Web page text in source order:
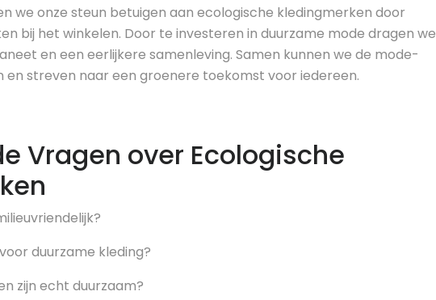
we onze steun betuigen aan ecologische kledingmerken door
bij het winkelen. Door te investeren in duurzame mode dragen we
en een eerlijkere samenleving. Samen kunnen we de mode-
streven naar een groenere toekomst voor iedereen.
Vragen over Ecologische
duurzame kleding?
zijn echt duurzaam?